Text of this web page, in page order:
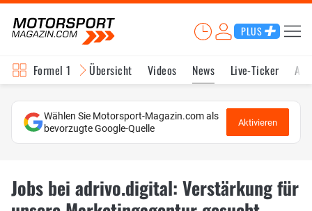
PLUS
Formel 1 Übersicht Videos News Live-Ticker
Wählen Sie Motorsport-Magazin.com als
bevorzugte Google-Quelle
Aktivieren
Jobs bei adrivo.digital: Verstärkung für